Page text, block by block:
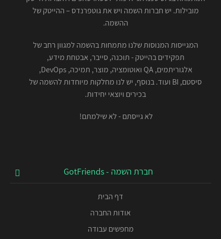
מובילות. יש חברות השמה ויש את גוטפרנדס – ההייטק של
ההשמה.
המגייסות המנוסות שלנו מתמחות בהשמה למגוון רחב של
תפקידים בהייטק - תוכנה, סייבר, אבטחת מידע,
אלגוריתמים, QA ואוטומציה, מוצר, תמיכה, DevOps,
סיסטם, BI ועוד. בנוסף, יש לנו מחלקות מיוחדות להשמה של
בכירים ויוצאי יחידות.
לא גייסתם - לא שילמתם!
חברת השמה - GotFriends
דף הבית
אודות החברה
מחפשים עבודה